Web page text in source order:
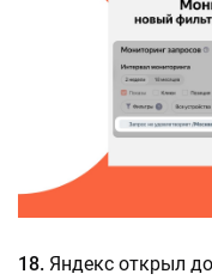
18. Яндекс открыл